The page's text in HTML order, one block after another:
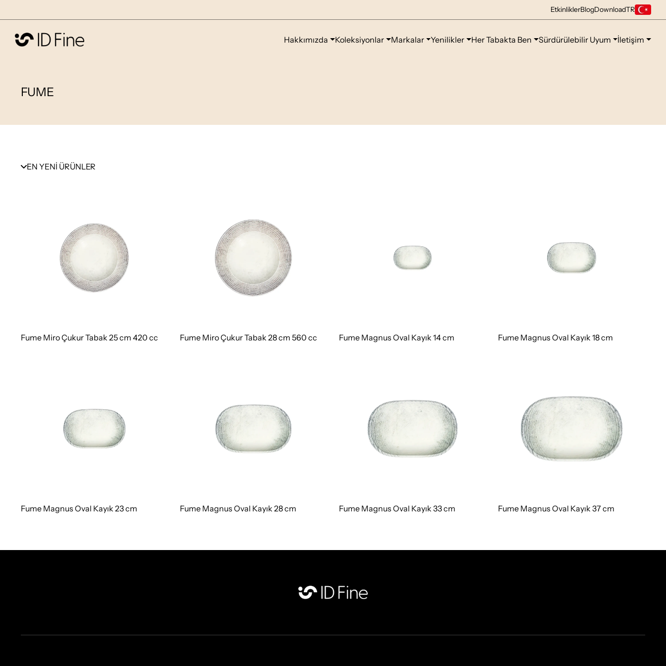
EtkinliklerBlogDownloadTR
Hakkımızda Koleksiyonlar Markalar Yenilikler Her Tabakta Ben Sürdürülebilir Uyum İletişim
FUME
EN YENİ ÜRÜNLER
Fume Miro Çukur Tabak 25 cm 420 cc Fume Miro Çukur Tabak 28 cm 560 cc Fume Magnus Oval Kayık 14 cm Fume Magnus Oval Kayık 18 cm
Fume Magnus Oval Kayık 23 cm Fume Magnus Oval Kayık 28 cm Fume Magnus Oval Kayık 33 cm Fume Magnus Oval Kayık 37 cm